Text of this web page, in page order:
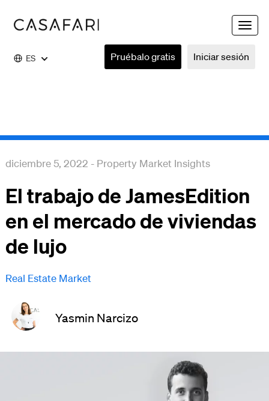
Toggle
ES Iniciar sesión
Pruébalo gratis
diciembre 5, 2022 - Property Market Insights
El trabajo de JamesEdition
en el mercado de viviendas
de lujo
Real Estate Market
Yasmin Narcizo